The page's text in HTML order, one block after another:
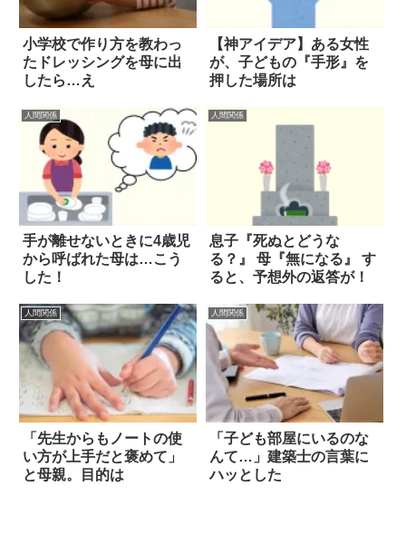
小学校で作り方を教わっ
たドレッシングを母に出
したら…え
【神アイデア】ある女性
が、子どもの『手形』を
押した場所は
人間関係
手が離せないときに4歳児
から呼ばれた母は…こう
した！
人間関係
息子『死ぬとどうな
る？』 母『無になる』 す
ると、予想外の返答が！
人間関係
「先生からもノートの使
い方が上手だと褒めて」
と母親。目的は
人間関係
「子ども部屋にいるのな
んて…」建築士の言葉に
ハッとした